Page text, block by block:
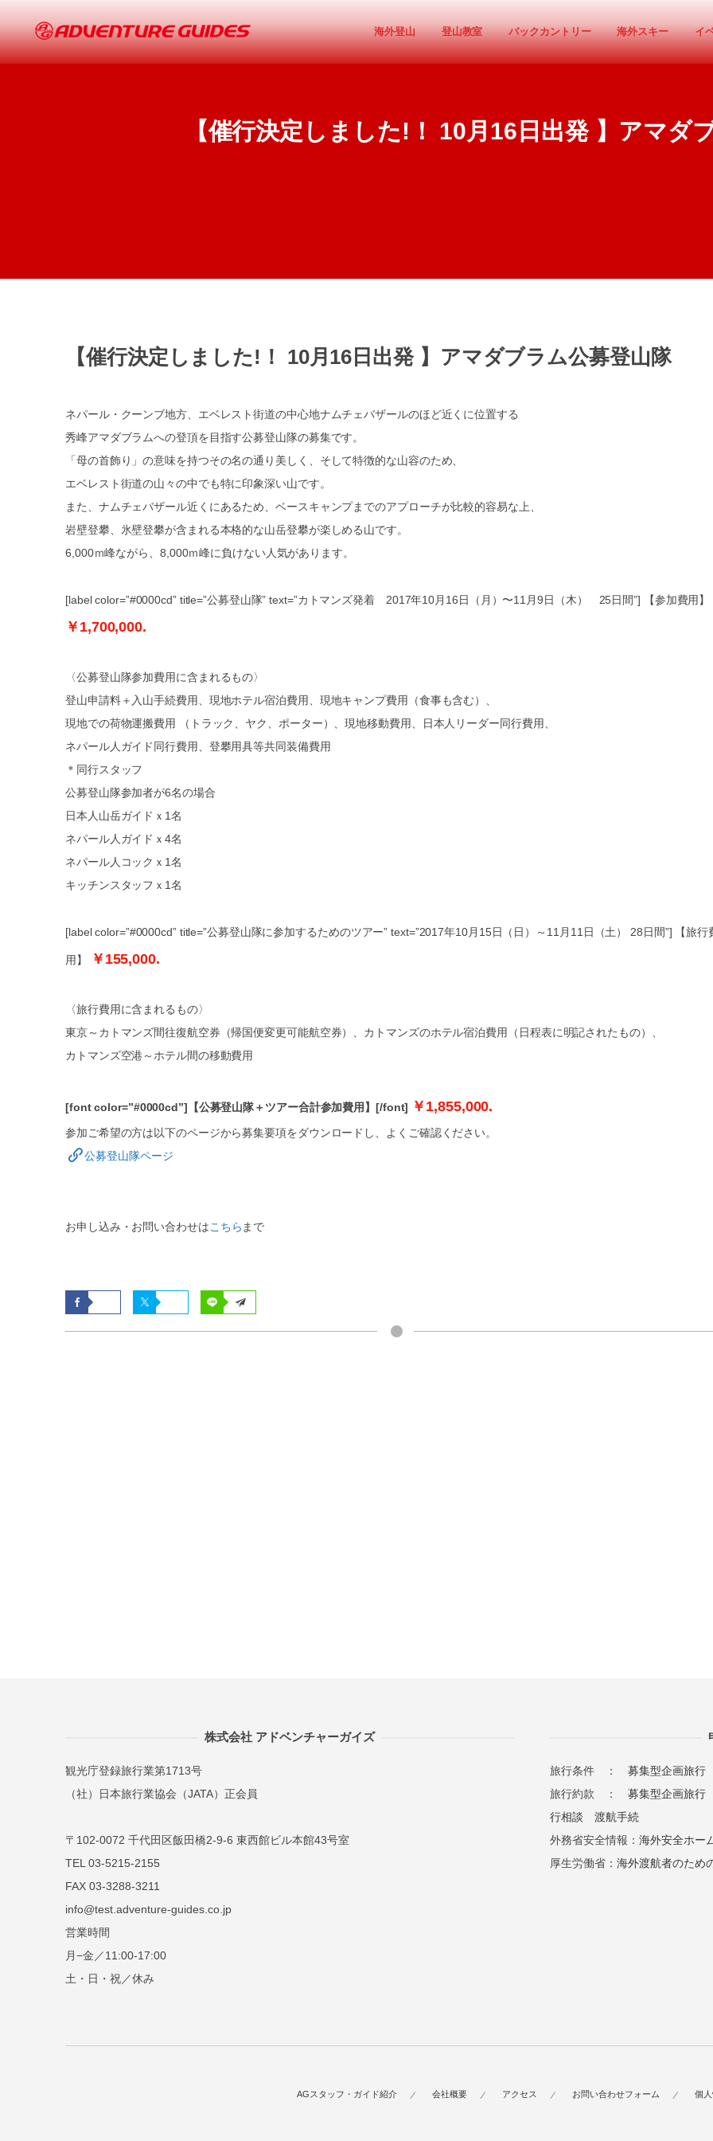
海外登山 登山教室 バックカントリー 海外スキー イ
【催行決定しました!！ 10月16日出発 】アマダ
【催行決定しました!！ 10月16日出発 】アマダブラム公募登山隊
ネパール・クーンブ地方、エベレスト街道の中心地ナムチェバザールのほど近くに位置する
秀峰アマダブラムへの登頂を目指す公募登山隊の募集です。
「母の首飾り」の意味を持つその名の通り美しく、そして特徴的な山容のため、
エベレスト街道の山々の中でも特に印象深い山です。
また、ナムチェバザール近くにあるため、ベースキャンプまでのアプローチが比較的容易な上、
岩壁登攀、氷壁登攀が含まれる本格的な山岳登攀が楽しめる山です。
6,000ｍ峰ながら、8,000ｍ峰に負けない人気があります。
[label color=”#0000cd” title=”公募登山隊” text=”カトマンズ発着 2017年10月16日（月）〜11月9日（木） 25日間”] 【参加費用】
￥1,700,000.
〈公募登山隊参加費用に含まれるもの〉
登山申請料＋入山手続費用、現地ホテル宿泊費用、現地キャンプ費用（食事も含む）、
現地での荷物運搬費用 （トラック、ヤク、ポーター）、現地移動費用、日本人リーダー同行費用、
ネパール人ガイド同行費用、登攀用具等共同装備費用
＊同行スタッフ
公募登山隊参加者が6名の場合
日本人山岳ガイドｘ1名
ネパール人ガイドｘ4名
ネパール人コックｘ1名
キッチンスタッフｘ1名
[label color=”#0000cd” title=”公募登山隊に参加するためのツアー” text=”2017年10月15日（日）～11月11日（土） 28日間”] 【旅行
用】 ￥155,000.
〈旅行費用に含まれるもの〉
東京～カトマンズ間往復航空券（帰国便変更可能航空券）、カトマンズのホテル宿泊費用（日程表に明記されたもの）、
カトマンズ空港～ホテル間の移動費用
[font color=”#0000cd”]【公募登山隊＋ツアー合計参加費用】[/font] ￥1,855,000.
参加ご希望の方は以下のページから募集要項をダウンロードし、よくご確認ください。
公募登山隊ページ
お申し込み・お問い合わせはこちら まで
株式会社 アドベンチャーガイズ
観光庁登録旅行業第1713号
（社）日本旅行業協会（JATA）正会員
〒102-0072 千代田区飯田橋2-9-6 東西館ビル本館43号室
TEL 03-5215-2155
FAX 03-3288-3211
info@test.adventure-guides.co.jp
営業時間
月−金／11:00-17:00
土・日・祝／休み
旅行条件 ： 募集型企画旅行
旅行約款 ： 募集型企画旅行
行相談
渡航手続
外務省安全情報： 海外安全ホー
厚生労働省： 海外渡航者のため
AGスタッフ・ガイド紹介 会社概要 アクセス お問い合わせフォーム 個